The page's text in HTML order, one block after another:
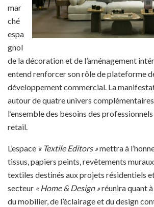
mar
ché
espa
gnol
de la décoration et de l’aménagement
entend renforcer son rôle de plateforme
développement commercial. La
autour de quatre univers
l’ensemble des besoins des
retail.
L’espace « Textile Editors »mettra à
tissus, papiers peints, revêtements
textiles destinés aux projets résidentiels
secteur «Home & Design »réunira quant
du mobilier, de l’éclairage et du design